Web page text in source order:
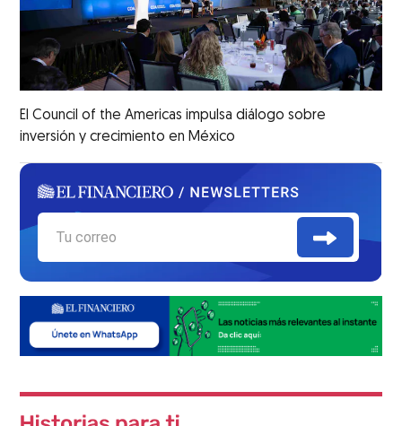
El Council of the Americas impulsa diálogo sobre
inversión y crecimiento en México